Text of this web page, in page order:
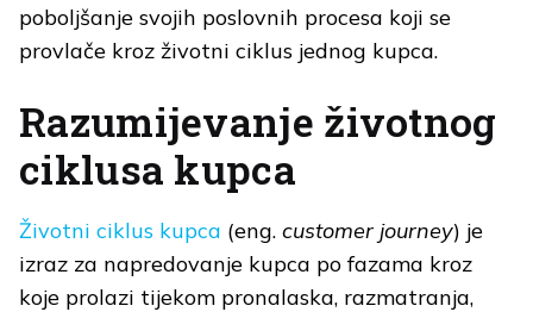
poboljšanje svojih poslovnih procesa koji se
provlače kroz životni ciklus jednog kupca.
Razumijevanje životnog
ciklusa kupca
Životni ciklus kupca (eng. customer journey) je
izraz za napredovanje kupca po fazama kroz
koje prolazi tijekom pronalaska, razmatranja,